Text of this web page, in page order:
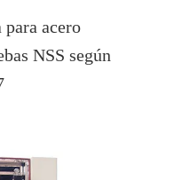
acero
NSS según